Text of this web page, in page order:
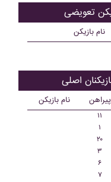
نام بازیکن
نام بازیکن پیراهن
۱۱
۱
۲۰
۳
۶
۷